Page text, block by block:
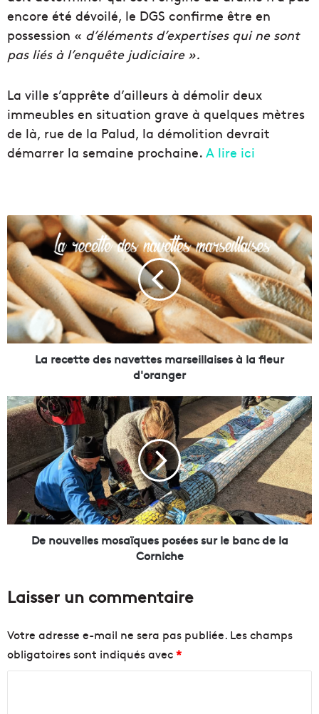
encore été dévoilé, le DGS confirme être en
possession « d’éléments d’expertises qui ne sont
pas liés à l’enquête judiciaire ».
La ville s’apprête d’ailleurs à démolir deux
immeubles en situation grave à quelques mètres
de là, rue de la Palud, la démolition devrait
démarrer la semaine prochaine. A lire ici
L
a
r
e
c
e
t
t
e
n
a
v
e
t
t
s
m
a
i
s
La recette des navettes marseillaises à la fleur
d'oranger
D
e
n
o
u
v
l
l
s
ï
q
u
e
De nouvelles mosaïques posées sur le banc de la
Corniche
Laisser un commentaire
Votre adresse e-mail ne sera pas publiée. Les champs
obligatoires sont indiqués avec*